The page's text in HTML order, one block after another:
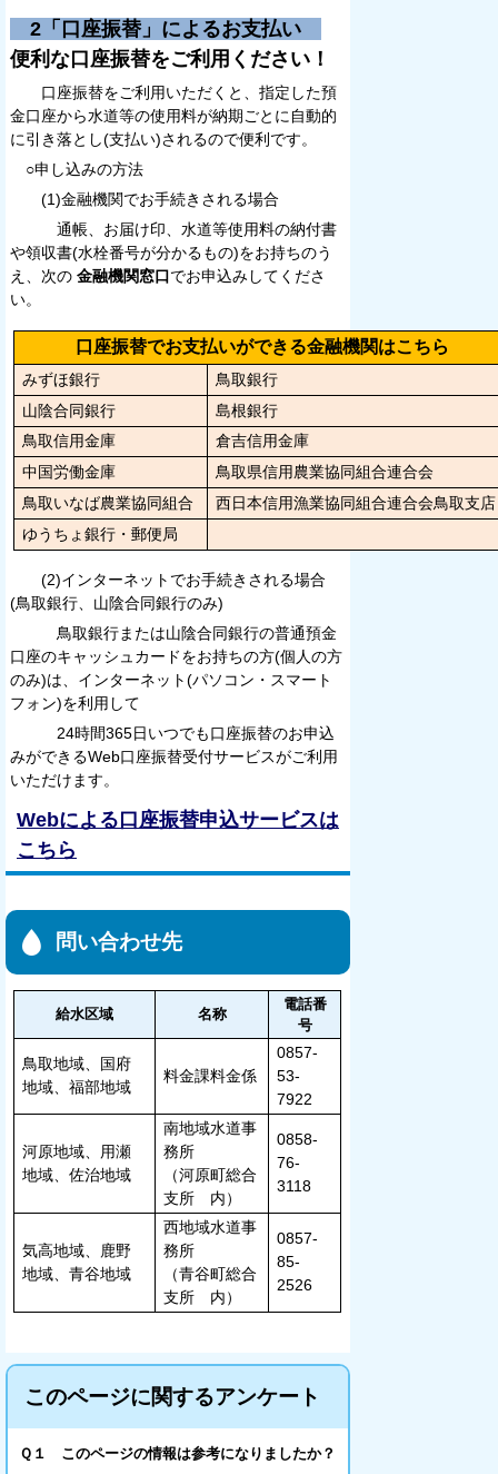
2「口座振替」によるお支払い
便利な口座振替をご利用ください！
口座振替をご利用いただくと、指定した預
金口座から水道等の使用料が納期ごとに自動的
に引き落とし(支払い)されるので便利です。
○申し込みの方法
(1)金融機関でお手続きされる場合
通帳、お届け印、水道等使用料の納付書
や領収書(水栓番号が分かるもの)をお持ちのう
え、次の 金融機関窓口でお申込みしてくださ
い。
口座振替でお支払いができる金融機関はこちら
みずほ銀行
鳥取銀行
山陰合同銀行
島根銀行
鳥取信用金庫
倉吉信用金庫
中国労働金庫
鳥取県信用農業協同組合連合会
鳥取いなば農業協同組合
西日本信用漁業協同組合連合会鳥取支
ゆうちょ銀行・郵便局
(2)インターネットでお手続きされる場合
(鳥取銀行、山陰合同銀行のみ)
鳥取銀行または山陰合同銀行の普通預金
口座のキャッシュカードをお持ちの方(個人の方
のみ)は、インターネット(パソコン・スマート
フォン)を利用して
24時間365日いつでも口座振替のお申込
みができるWeb口座振替受付サービスがご利用
いただけます。
Webによる口座振替申込サービスは
こちら
問い合わせ先
給水区域 名称
電話番
号
鳥取地域、国府
地域、福部地域
料金課料金係
0857-
53-
7922
河原地域、用瀬
地域、佐治地域
南地域水道事
務所
（河原町総合
支所 内）
0858-
76-
3118
気高地域、鹿野
地域、青谷地域
西地域水道事
務所
（青谷町総合
支所 内）
0857-
85-
2526
このページに関するアンケート
Ｑ１ このページの情報は参考になりましたか？